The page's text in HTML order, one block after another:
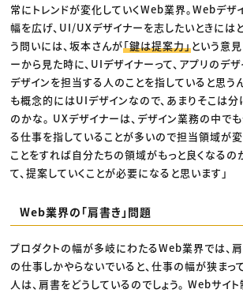
常にトレンドが変化していくWeb業界。Webデザ
幅を広げ、UI/UXデザイナーを志したいときには
う問いには、坂本さんが「鍵は提案力」という意
ーから見た時に、UIデザイナーって、アプリのデザ
デザインを担当する人のことを指していると思う
も概念的にはUIデザインなので、あまりそこは分
のかな。 UXデザイナーは、デザイン業務の中で
る仕事を指していることが多いので担当領域が変
ことをすれば自分たちの領域がもっと良くなるの
て、提案していくことが必要になると思います」
Web業界の「肩書き」問題
プロダクトの幅が多岐にわたるWeb業界では、
の仕事しかやらないでいると、仕事の幅が狭まっ
人は、肩書をどうしているのでしょう。 Webサイ